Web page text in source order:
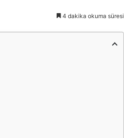
4 dakika okuma süresi